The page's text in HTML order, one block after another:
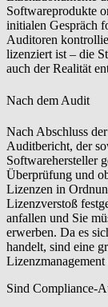
Softwareprodukte
initialen Gespräch
Auditoren
lizenziert ist – die
auch der Realität
Nach dem Audit
Nach Abschluss
Auditbericht, der
Softwarehersteller
Überprüfung und
Lizenzen in
Lizenzverstoß
anfallen und Sie
erwerben. Da es
handelt, sind eine
Lizenzmanagement
Sind Compliance-